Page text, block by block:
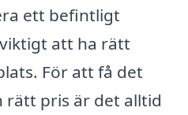
ett befintligt
att ha rätt
För att få det
rätt pris är det alltid